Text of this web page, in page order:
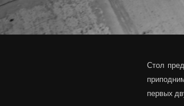
Стол
первых